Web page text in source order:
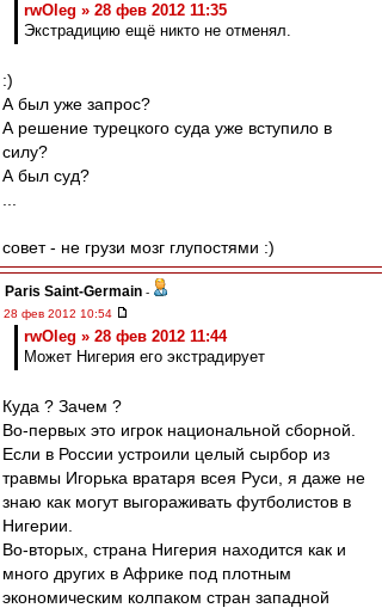
rwOleg » 28 фев 2012 11:35
Экстрадицию ещё никто не отменял.
:)
А был уже запрос?
А решение турецкого суда уже вступило в
силу?
А был суд?
совет - не грузи мозг глупостями :)
Paris Saint-Germain -
28 фев 2012 10:54
rwOleg » 28 фев 2012 11:44
Может Нигерия его экстрадирует
Куда ? Зачем ?
Во-первых это игрок национальной сборной.
Если в России устроили целый сырбор из
травмы Игорька вратаря всея Руси, я даже не
знаю как могут выгораживать футболистов в
Нигерии.
Во-вторых, страна Нигерия находится как и
много других в Африке под плотным
экономическим колпаком стран западной